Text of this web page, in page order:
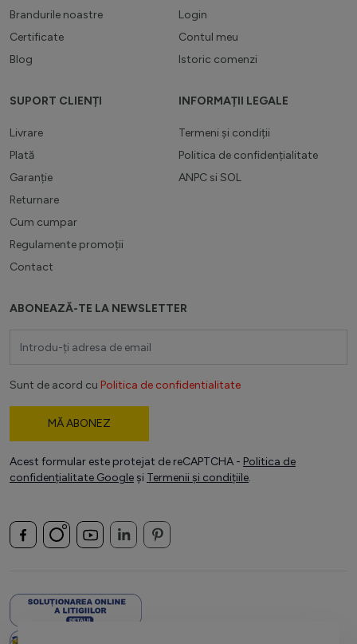
Brandurile noastre
Certificate
Blog
Login
Contul meu
Istoric comenzi
SUPORT CLIENȚI
Livrare
Plată
Garanție
Returnare
Cum cumpar
Regulamente promoții
Contact
INFORMAȚII LEGALE
Termeni și condiții
Politica de confidențialitate
ANPC si SOL
ABONEAZĂ-TE LA NEWSLETTER
Sunt de acord cu Politica de confidentialitate
MĂ ABONEZ
Acest formular este protejat de reCAPTCHA - Politica de
confidențialitate Google și Termenii și condițiile.